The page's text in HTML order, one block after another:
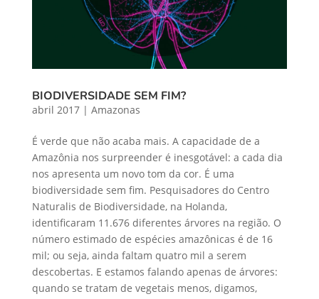
BIODIVERSIDADE SEM FIM?
abril 2017| Amazonas
É verde que não acaba mais. A capacidade de a
Amazônia nos surpreender é inesgotável: a cada dia
nos apresenta um novo tom da cor. É uma
biodiversidade sem fim. Pesquisadores do Centro
Naturalis de Biodiversidade, na Holanda,
identificaram 11.676 diferentes árvores na região. O
número estimado de espécies amazônicas é de 16
mil; ou seja, ainda faltam quatro mil a serem
descobertas. E estamos falando apenas de árvores:
quando se tratam de vegetais menos, digamos,